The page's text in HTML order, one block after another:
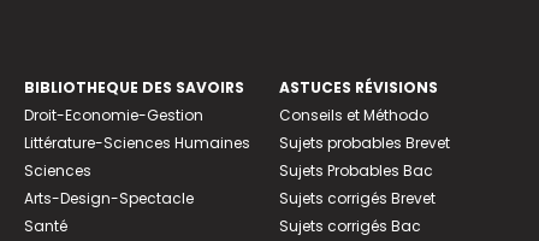
BIBLIOTHEQUE DES SAVOIRS
Droit-Economie-Gestion
Littérature-Sciences Humaines
Sciences
Arts-Design-Spectacle
Santé
ASTUCES RÉVISIONS
Conseils et Méthodo
Sujets probables Brevet
Sujets Probables Bac
Sujets corrigés Brevet
Sujets corrigés Bac